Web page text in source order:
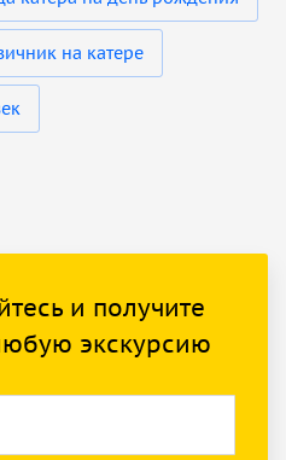
на катере
и получите
экскурсию